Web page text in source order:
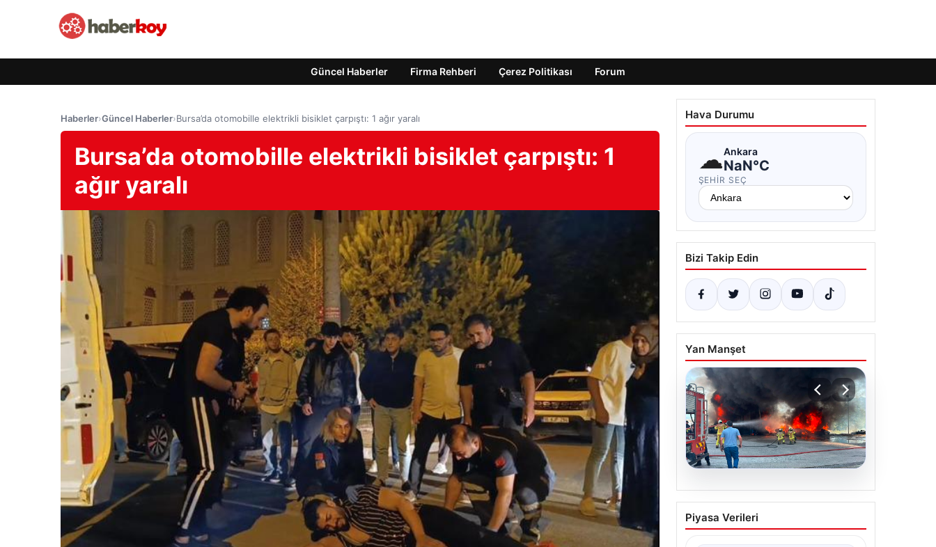
Güncel Haberler Firma Rehberi Çerez Politikası Forum
Haberler›Güncel Haberler›Bursa’da otomobille elektrikli bisiklet çarpıştı: 1 ağır yaralı
Bursa’da otomobille elektrikli bisiklet çarpıştı: 1
ağır yaralı
Hava Durumu
☁Ankara
NaN°C
ŞEHIR SEÇ
Bizi Takip Edin
Yan Manşet
06.08.2026
Dumanlar ilçeyi kapladı:
Bursa’da tamirhanede
Piyasa Verileri